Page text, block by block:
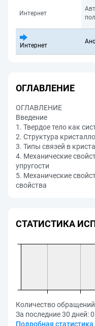
Интернет
Интернет
ОГЛАВЛЕНИЕ
ОГЛАВЛЕНИЕ
Введение
1. Твердое тело как
2. Структура
3. Типы связей в
4. Механические
упругости
5. Механические
свойства
СТАТИСТИКА
Количество
За последние 30 дней:0
Подробная статистика